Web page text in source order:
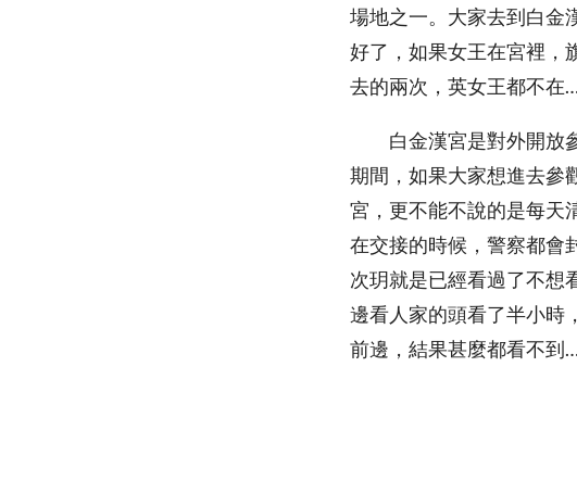
場地之一。大家去到白金
好了，如果女王在宮裡，
去的兩次，英女王都不在
白金漢宮是對外開放參
期間，如果大家想進去參
宮，更不能不說的是每天
在交接的時候，警察都會
次玥就是已經看過了不想
邊看人家的頭看了半小時
前邊，結果甚麼都看不到